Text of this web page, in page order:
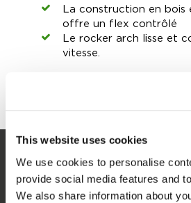
This website uses cookies
We use cookies to personalise
provide social media features and
We also share information about
La construction en bois
offre un flex contrôlé
Le rocker arch lisse et
vitesse.
SERVICE
Service clients